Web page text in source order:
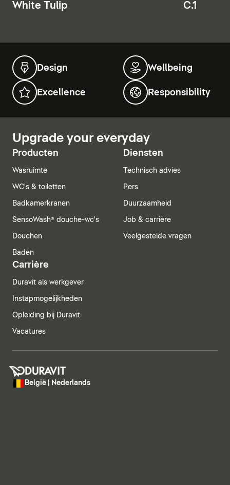
White Tulip C.1
Design Wellbeing
Excellence Responsibility
Upgrade your everyday
Producten
Wasruimte
WC's & toiletten
Badkamerkranen
SensoWash® douche-wc's
Douchen
Baden
Diensten
Technisch advies
Pers
Duurzaamheid
Job & carrière
Veelgestelde vragen
Carrière
Duravit als werkgever
Instapmogelijkheden
Opleiding bij Duravit
Vacatures
België | Nederlands